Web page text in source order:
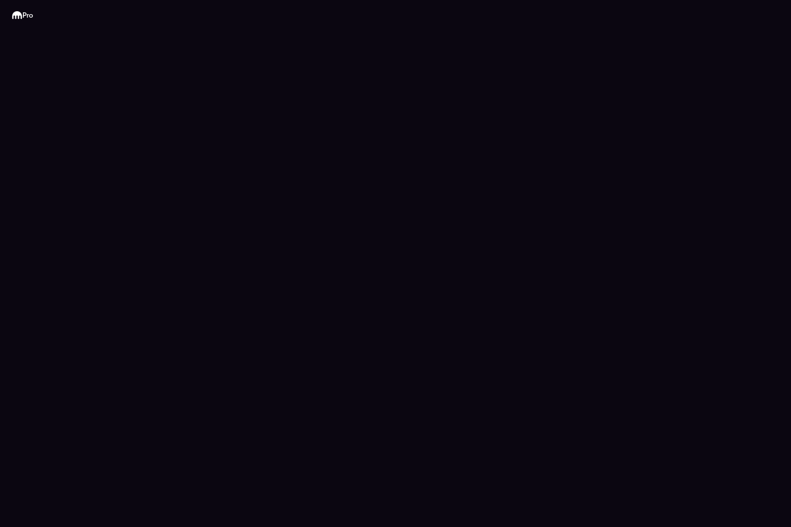
Kraken
Pro